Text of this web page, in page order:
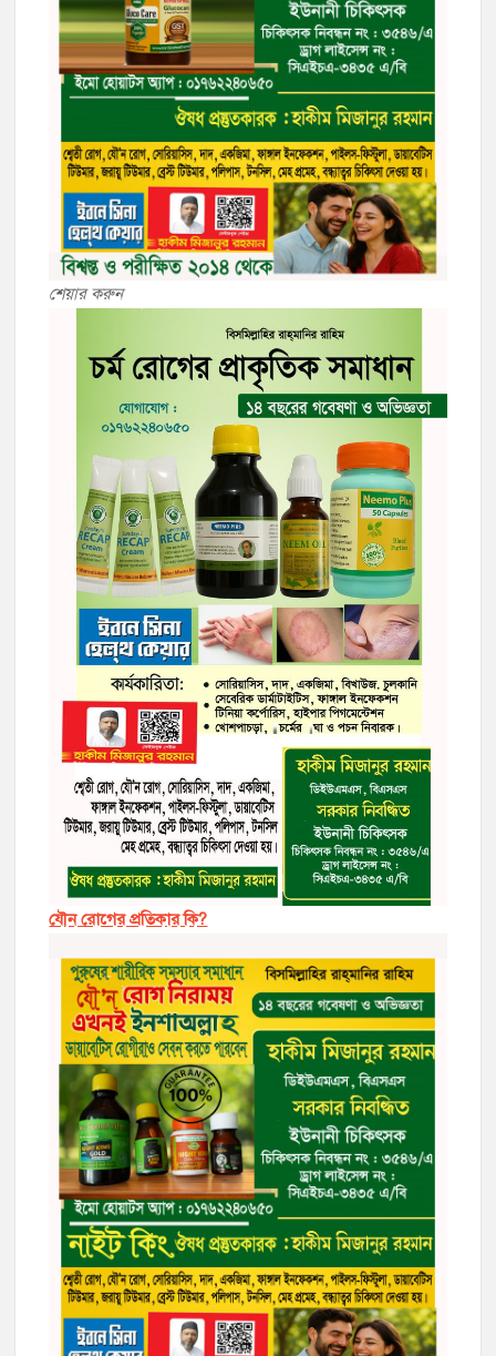
শেয়ার করুন
যৌন রোগের প্রতিকার কি?